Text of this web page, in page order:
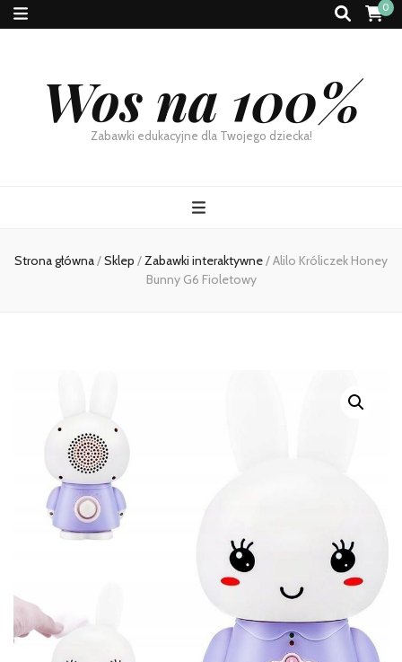
0
Wos na 100%
Zabawki edukacyjne dla Twojego dziecka!
Strona główna/Sklep /Zabawki interaktywne/Alilo Króliczek Honey
Bunny G6 Fioletowy